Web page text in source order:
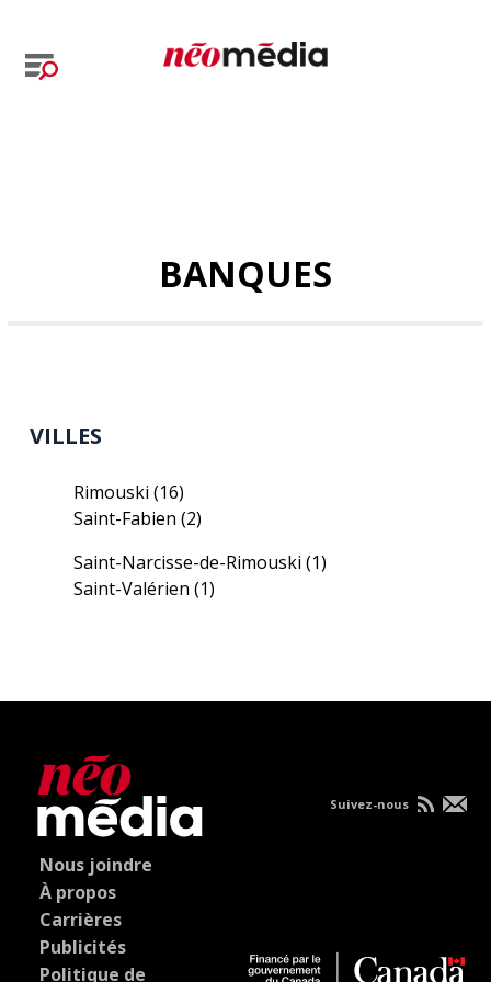
BANQUES
VILLES
Rimouski(16)
Saint-Fabien(2)
Saint-Narcisse-de-Rimouski(1)
Saint-Valérien(1)
Nous joindre
À propos
Carrières
Publicités
Politique de
Suivez-nous